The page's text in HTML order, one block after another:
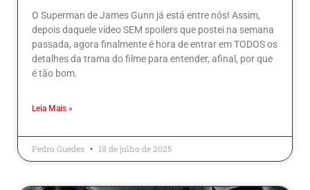
O Superman de James Gunn já está entre nós! Assim,
depois daquele vídeo SEM spoilers que postei na semana
passada, agora finalmente é hora de entrar em TODOS os
detalhes da trama do filme para entender, afinal, por que
é tão bom.
Leia Mais »
Pedro Guedes 18 de julho de 2025